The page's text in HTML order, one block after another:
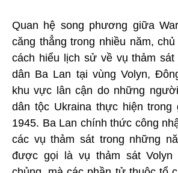
Quan hệ song phương giữa
căng thẳng trong nhiều năm,
cách hiểu lịch sử về vụ thảm
dân Ba Lan tại vùng Volyn,
khu vực lân cận do những
dân tộc Ukraina thực hiện trong
1945. Ba Lan chính thức công
các vụ thảm sát trong những
được gọi là vụ thảm sát